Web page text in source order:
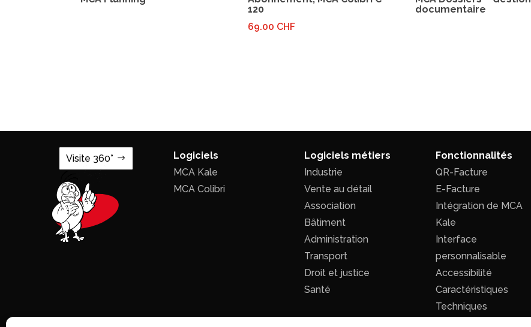
120
69.00 CHF
documentaire
Visite 360°
Logiciels
MCA Kale
MCA Colibri
Logiciels métiers
Industrie
Vente au détail
Association
Bâtiment
Administration
Transport
Droit et justice
Santé
Fonctionnalités
QR-Facture
E-Facture
Intégration de MCA
Kale
Interface
personnalisable
Accessibilité
Caractéristiques
Techniques